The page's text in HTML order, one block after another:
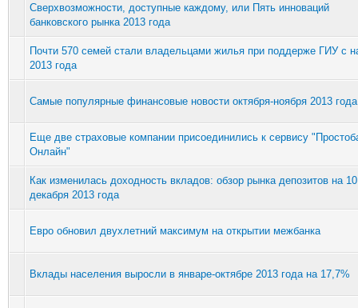
Сверхвозможности, доступные каждому, или Пять инноваций
банковского рынка 2013 года
Почти 570 семей стали владельцами жилья при поддерже ГИУ с
2013 года
Cамые популярные финансовые новости октября-ноября 2013 года
Еще две страховые компании присоединились к сервису
Онлайн"
Как изменилась доходность вкладов: обзор рынка депозитов на 10
декабря 2013 года
Евро обновил двухлетний максимум на открытии межбанка
Вклады населения выросли в январе-октябре 2013 года на 17,7%